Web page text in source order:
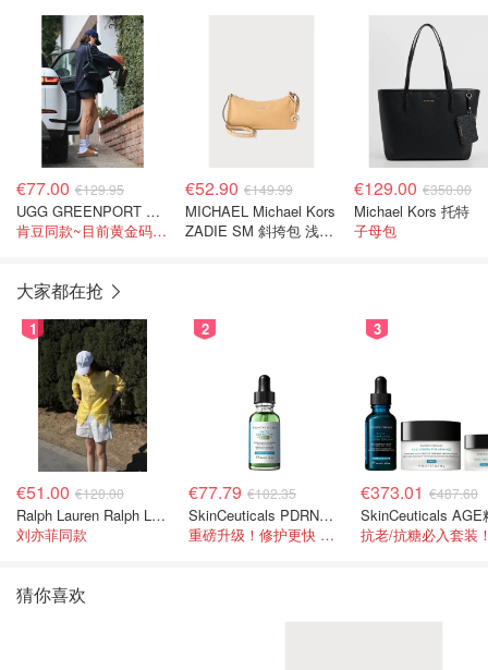
€77.00 €129.95
UGG GREENPORT 室内拖鞋 棕色
肯豆同款~目前黄金码都在
€52.90 €149.99
MICHAEL Michael Kors
ZADIE SM 斜挎包 浅棕
€129.00 €350.00
Michael Kors 托特
子母包
大家都在抢
1
€51.00 €120.00
Ralph Lauren Ralph Lauren 男童亚麻衬衫
刘亦菲同款
2
€77.79 €102.35
SkinCeuticals PDRN色修精华 30ml
重磅升级！修护更快 皮肤更健康！
3
€373.01 €487.60
猜你喜欢